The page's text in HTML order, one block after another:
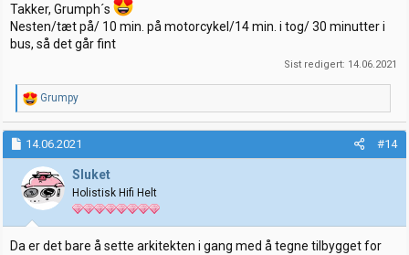
Takker, Grumph´s
Nesten/tæt på/ 10 min. på motorcykel/14 min. i tog/ 30 minutter i
bus, så det går fint
Sist redigert: 14.06.2021
R
e
a
k
s
j
o
n
e
r
:
Grumpy
14.06.2021 #14
Sluket
Holistisk Hifi Helt
Da er det bare å sette arkitekten i gang med å tegne tilbygget for